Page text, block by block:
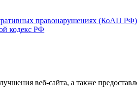
правонарушениях (КоАП РФ)
кодекс РФ
веб-сайта, а также